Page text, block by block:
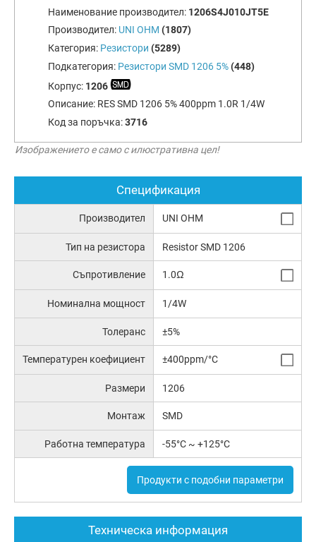
Наименование производител: 1206S4J010JT5E
Производител: UNI OHM (1807)
Категория: Резистори (5289)
Подкатегория: Резистори SMD 1206 5% (448)
Корпус: 1206
Описание: RES SMD 1206 5% 400ppm 1.0R 1/4W
Код за поръчка:3716
Изображението е само с илюстративна цел!
Спецификация
Производител UNI OHM
Тип на резистора Resistor SMD 1206
Съпротивление 1.0Ω
Номинална мощност 1/4W
Толеранс ±5%
Температурен коефициент ±400ppm/°C
Размери 1206
Монтаж SMD
Работна температура -55°C ~ +125°C
Продукти с подобни параметри
Техническа информация